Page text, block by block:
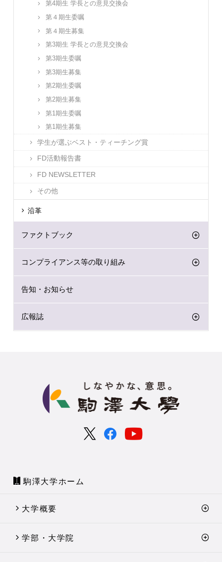
第4期生 学長との意見交換会
第４期生委嘱
第４期生募集
第3期生 学長との意見交換会
第3期生委嘱
第3期生募集
第2期生委嘱
第2期生募集
第1期生委嘱
第1期生募集
学生が選ぶベスト・ティーチング賞
FD活動報告書
FD NEWSLETTER
その他
沿革
ファクトブック
コンプライアンス等の取り組み
告知・お知らせ
広報誌
駒澤大学ホーム
大学概要
学部・大学院